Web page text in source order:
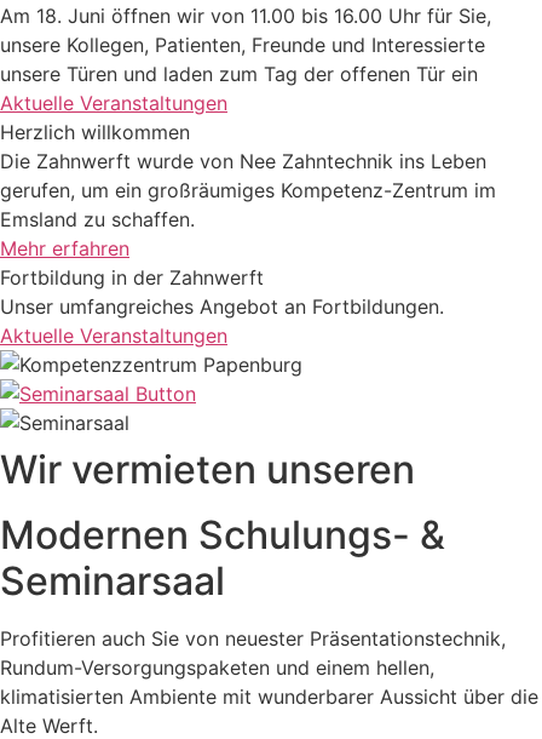
Am 18. Juni öffnen wir von 11.00 bis 16.00 Uhr für Sie,
unsere Kollegen, Patienten, Freunde und Interessierte
unsere Türen und laden zum Tag der offenen Tür ein
Aktuelle Veranstaltungen
Herzlich willkommen
Die Zahnwerft wurde von Nee Zahntechnik ins Leben
gerufen, um ein großräumiges Kompetenz-Zentrum im
Emsland zu schaffen.
Mehr erfahren
Fortbildung in der Zahnwerft
Unser umfangreiches Angebot an Fortbildungen.
Aktuelle Veranstaltungen
Wir vermieten unseren
Modernen Schulungs- &
Seminarsaal
Profitieren auch Sie von neuester Präsentationstechnik,
Rundum-Versorgungspaketen und einem hellen,
klimatisierten Ambiente mit wunderbarer Aussicht über die
Alte Werft.